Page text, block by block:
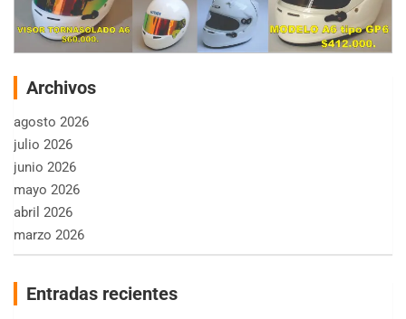
Archivos
agosto 2026
julio 2026
junio 2026
mayo 2026
abril 2026
marzo 2026
Entradas recientes